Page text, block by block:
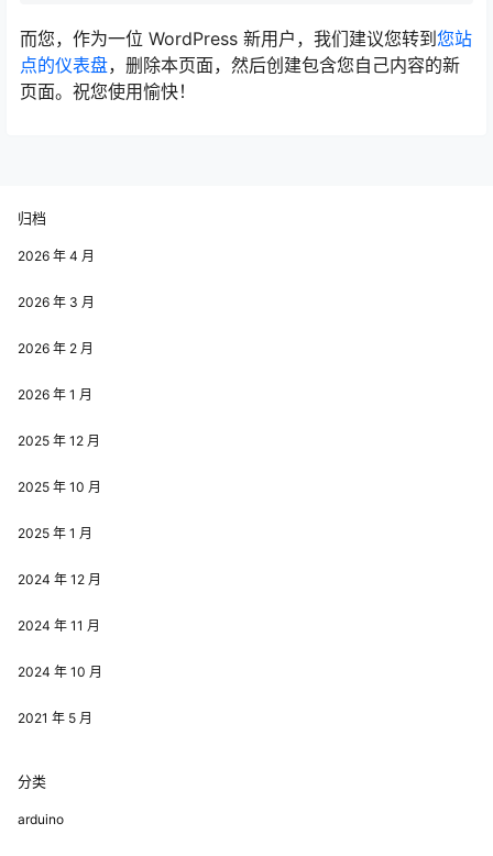
而您，作为一位 WordPress 新用户，我们建议您转到 您站
点的仪表盘，删除本页面，然后创建包含您自己内容的新
页面。祝您使用愉快！
归档
2026 年 4 月
2026 年 3 月
2026 年 2 月
2026 年 1 月
2025 年 12 月
2025 年 10 月
2025 年 1 月
2024 年 12 月
2024 年 11 月
2024 年 10 月
2021 年 5 月
分类
arduino